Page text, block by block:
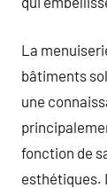
La
bâtiments
une
fonction de
esthétiques.